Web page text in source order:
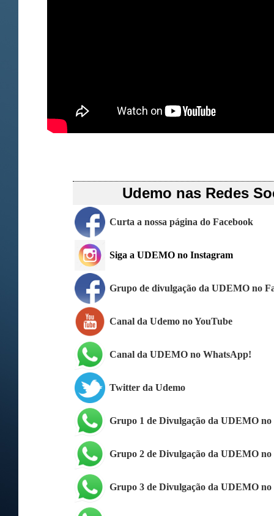
Udemo nas Redes
Curta a nossa página do Facebook
Siga a UDEMO no Instagram
Grupo de divulgação da UDEMO no
Canal da Udemo no YouTube
Canal da UDEMO no WhatsApp!
Twitter da Udemo
Grupo 1 de Divulgação da UDEMO
Grupo 2 de Divulgação da UDEMO
Grupo 3 de Divulgação da UDEMO